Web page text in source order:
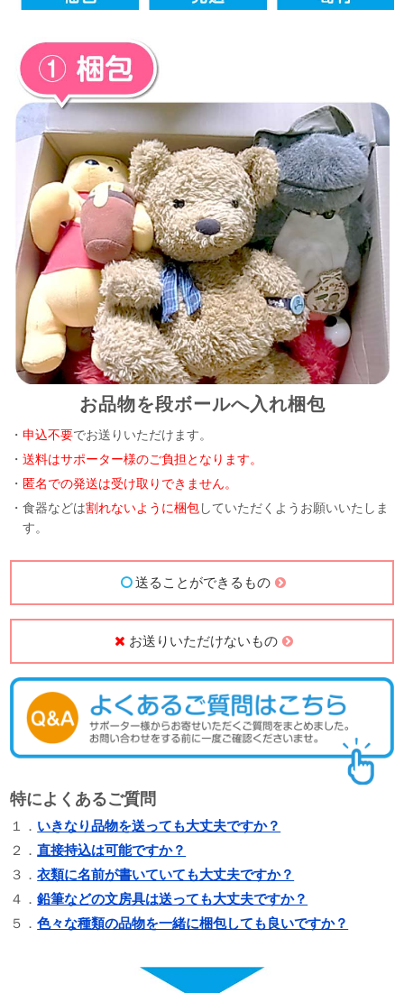
お品物を段ボールへ入れ梱包
・申込不要でお送りいただけます。
・送料はサポーター様のご負担となります。
・ 匿名での発送は受け取りできません。
・食器などは割れないように梱包していただくようお願いいたしま
す。
送ることができるもの
お送りいただけないもの
特によくあるご質問
１． いきなり品物を送っても大丈夫ですか？
２．直接持込は可能ですか？
３．衣類に名前が書いていても大丈夫ですか？
４．鉛筆などの文房具は送っても大丈夫ですか？
５．色々な種類の品物を一緒に梱包しても良いですか？